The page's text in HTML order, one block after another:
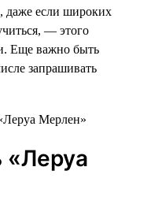
даже если широких
— этого
Еще важно быть
запрашивать
«Леруа